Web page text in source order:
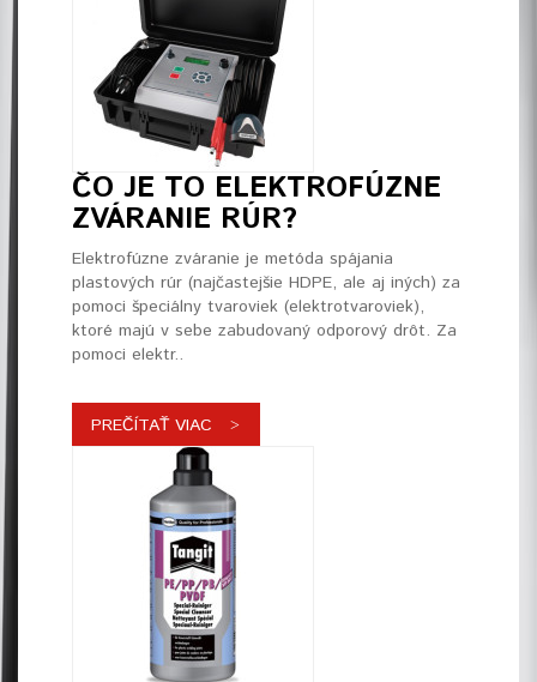
ČO JE TO ELEKTROFÚZNE
ZVÁRANIE RÚR?
Elektrofúzne zváranie je metóda spájania
plastových rúr (najčastejšie HDPE, ale aj iných) za
pomoci špeciálny tvaroviek (elektrotvaroviek),
ktoré majú v sebe zabudovaný odporový drôt. Za
pomoci elektr..
PREČÍTAŤ VIAC